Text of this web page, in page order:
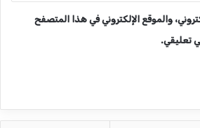
والموقع الإلكتروني في هذا المتصفح
تعليقي.